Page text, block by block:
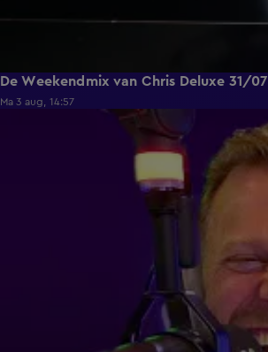
De Weekendmix van Chris Deluxe 31/07
Ma 3 aug, 14:57